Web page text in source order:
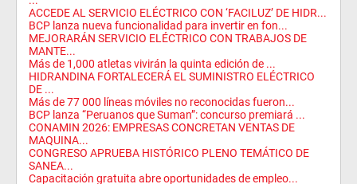
ACCEDE AL SERVICIO ELÉCTRICO CON ‘FACILUZ’ DE HIDR...
BCP lanza nueva funcionalidad para invertir en fon...
MEJORARÁN SERVICIO ELÉCTRICO CON TRABAJOS DE
MANTE...
Más de 1,000 atletas vivirán la quinta edición de ...
HIDRANDINA FORTALECERÁ EL SUMINISTRO ELÉCTRICO
DE ...
Más de 77 000 líneas móviles no reconocidas fueron...
BCP lanza “Peruanos que Suman”: concurso premiará ...
CONAMIN 2026: EMPRESAS CONCRETAN VENTAS DE
MAQUINA...
CONGRESO APRUEBA HISTÓRICO PLENO TEMÁTICO DE
SANEA...
Capacitación gratuita abre oportunidades de empleo...